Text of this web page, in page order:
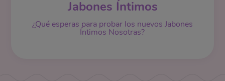
Jabones Íntimos
¿Qué esperas para probar los nuevos Jabones
Íntimos Nosotras?